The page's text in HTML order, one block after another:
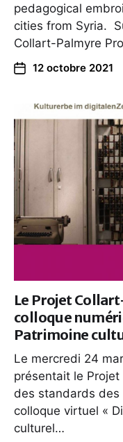
pedagogical
cities from Syria.
Collart-Palmyre
12 octobre 2021
Le Projet
colloque
Patrimoine
Le mercredi 24
présentait le
des standards des
colloque virtuel «
culturel…